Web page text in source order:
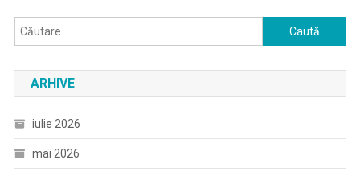
Caută
după:
ARHIVE
iulie 2026
mai 2026